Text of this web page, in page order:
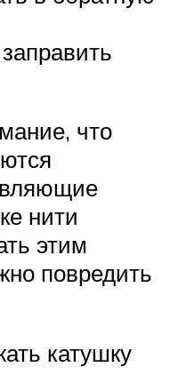
что
нити
этим
повредить
катушку